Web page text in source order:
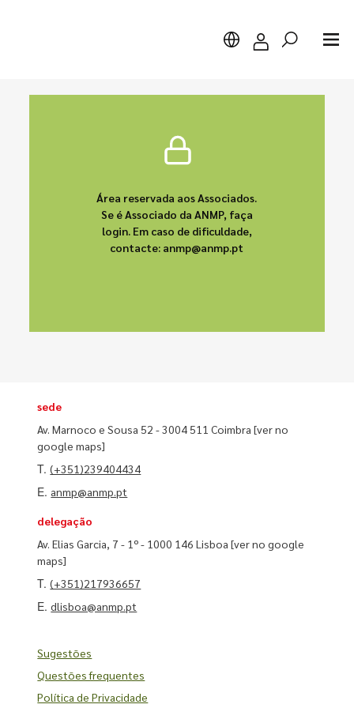
Área reservada aos Associados.
Se é Associado da ANMP, faça
login. Em caso de dificuldade,
contacte: anmp@anmp.pt
sede
Av. Marnoco e Sousa 52 - 3004 511 Coimbra[ver no
google maps]
T.(+351)239404434
E. anmp@anmp.pt
delegação
Av. Elias Garcia, 7 - 1º - 1000 146 Lisboa[ver no google
maps]
T.(+351)217936657
E.dlisboa@anmp.pt
Sugestões
Questões frequentes
Política de Privacidade